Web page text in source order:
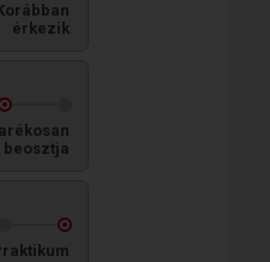
érkezik
beosztja